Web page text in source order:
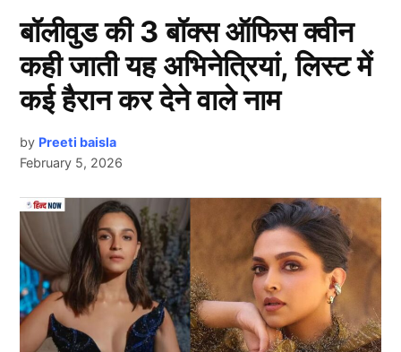
XI
Team India
भारत और न्यूजीलैंड के बीच जारी वनडे सीरीज के दूसरे मुकाबले में
टीम इंडिया (Team India) बदलाव के साथ उतरी है। आपको बता
दें, प्लेइंग इलेवन में वाशिंगटन सुंदर की जगह नीतीश कुमार रेड्डी
Next Article
बॉलीवुड की 3 बॉक्स ऑफिस क्वीन
कही जाती यह अभिनेत्रियां, लिस्ट में
कई हैरान कर देने वाले नाम
by Preeti baisla
February 5, 2026